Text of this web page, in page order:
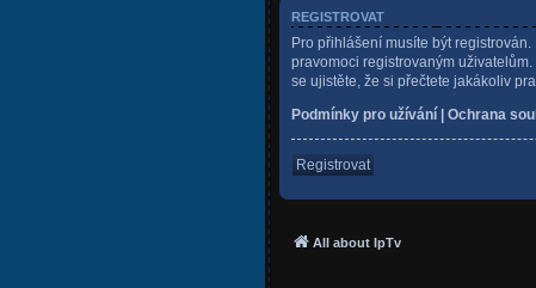
REGISTROVAT
Pro přihlášení musíte být
pravomoci registrovaným
se ujistěte, že si přečtete jakákoliv
Podmínky pro užívání
Ochrana
Registrovat
All about IpTv